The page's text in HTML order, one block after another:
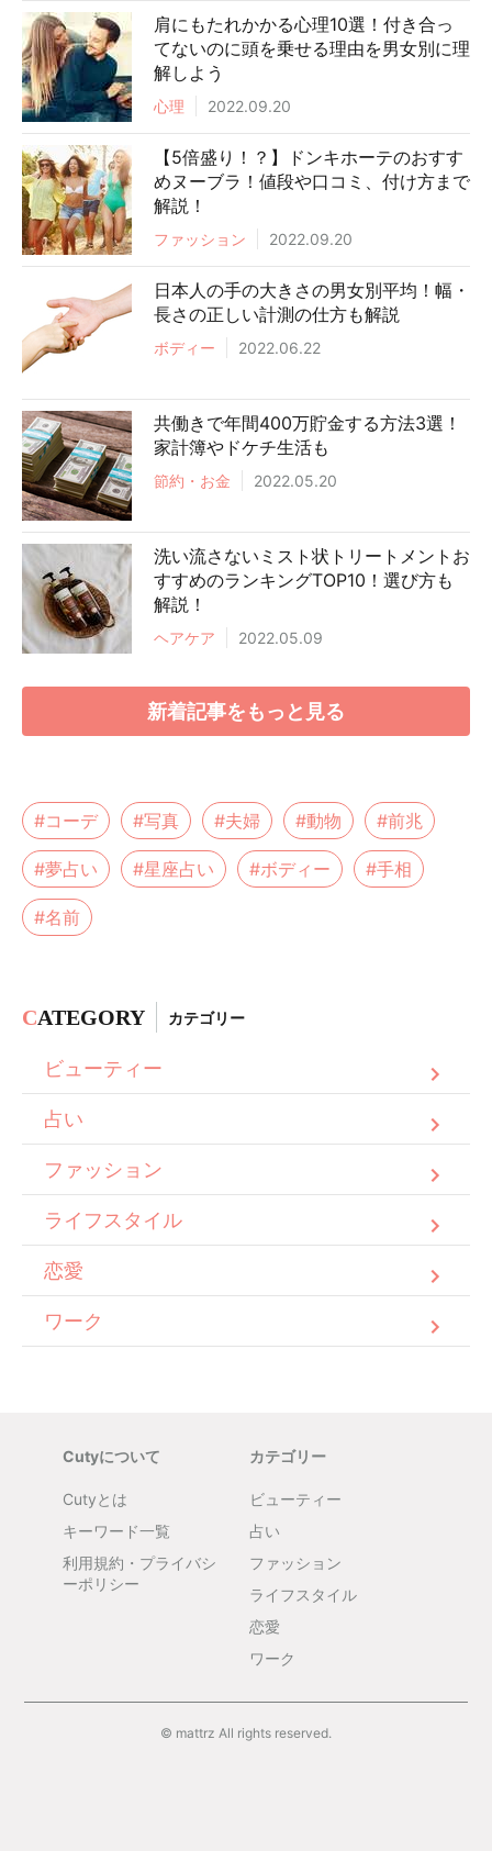
肩にもたれかかる心理10選！付き合っ
てないのに頭を乗せる理由を男女別に理
解しよう
心理 2022.09.20
【5倍盛り！？】ドンキホーテのおすす
めヌーブラ！値段や口コミ、付け方まで
解説！
ファッション 2022.09.20
日本人の手の大きさの男女別平均！幅・
長さの正しい計測の仕方も解説
ボディー 2022.06.22
共働きで年間400万貯金する方法3選！
家計簿やドケチ生活も
節約・お金 2022.05.20
洗い流さないミスト状トリートメントお
すすめのランキングTOP10！選び方も
解説！
ヘアケア 2022.05.09
新着記事をもっと見る
#コーデ #写真 #夫婦 #動物 #前兆
#夢占い #星座占い #ボディー #手相
#名前
CATEGORY カテゴリー
ビューティー
占い
ファッション
ライフスタイル
恋愛
ワーク
Cutyについて
Cutyとは
キーワード一覧
利用規約・プライバシ
ーポリシー
カテゴリー
ビューティー
占い
ファッション
ライフスタイル
恋愛
ワーク
© mattrz All rights reserved.